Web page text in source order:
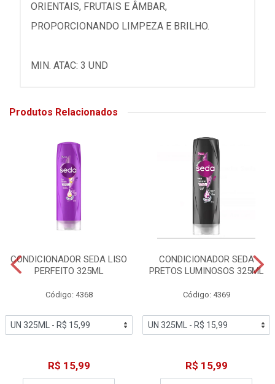
ORIENTAIS, FRUTAIS E ÂMBAR,
PROPORCIONANDO LIMPEZA E BRILHO.
MIN. ATAC: 3 UND
Produtos Relacionados
CONDICIONADOR SEDA LISO
PERFEITO 325ML
Código: 4368
R$ 15,99
CONDICIONADOR SEDA
PRETOS LUMINOSOS 325ML
Código: 4369
R$ 15,99